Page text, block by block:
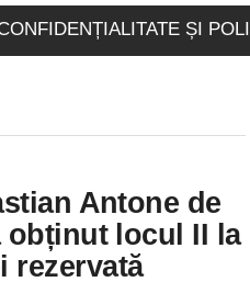
ȘI
Antone de
obținut locul II la
rezervată